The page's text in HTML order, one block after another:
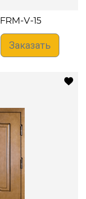
FRM-V-15
Заказать